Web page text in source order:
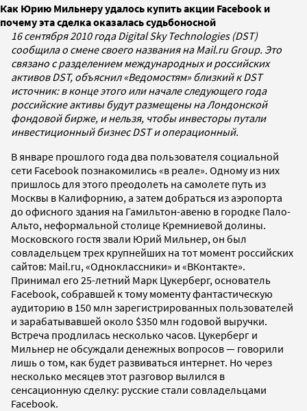
Как Юрию Мильнеру удалось купить акции Facebook и
почему эта сделка оказалась судьбоносной
16 сентября 2010 года Digital Sky Technologies (DST)
сообщила о смене своего названия на Mail.ru Group. Это
связано с разделением международных и российских
активов DST, объяснил «Ведомостям» близкий к DST
источник: в конце этого или начале следующего года
российские активы будут размещены на Лондонской
фондовой бирже, и нельзя, чтобы инвесторы путали
инвестиционный бизнес DST и операционный.
В январе прошлого года два пользователя социальной
сети Facebook познакомились «в реале». Одному из них
пришлось для этого преодолеть на самолете путь из
Москвы в Калифорнию, а затем добраться из аэропорта
до офисного здания на Гамильтон-авеню в городке Пало-
Альто, неформальной столице Кремниевой долины.
Московского гостя звали Юрий Мильнер, он был
совладельцем трех крупнейших на тот момент российских
сайтов: Mail.ru, «Одноклассники» и «ВКонтакте».
Принимал его 25-летний Марк Цукерберг, основатель
Fаcebook, собравшей к тому моменту фантастическую
аудиторию в 150 млн зарегистрированных пользователей
и зарабатывавшей около $350 млн годовой выручки.
Встреча продлилась несколько часов. Цукерберг и
Мильнер не обсуждали денежных вопросов — говорили
лишь о том, как будет развиваться интернет. Но через
несколько месяцев этот разговор вылился в
сенсационную сделку: русские стали совладельцами
Facebook.